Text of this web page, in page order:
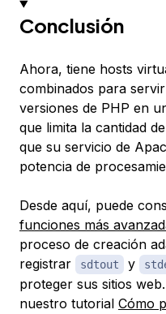
Conclusión
Ahora, tiene hosts
combinados para
versiones de PHP en
que limita la cantidad
que su servicio de
potencia de
Desde aquí, puede
funciones más
proceso de creación
registrar
sdtout y
proteger sus sitios
nuestro tutorial Cómo